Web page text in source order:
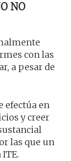
NO
con las
a pesar de
efectúa en
y creer
las que un